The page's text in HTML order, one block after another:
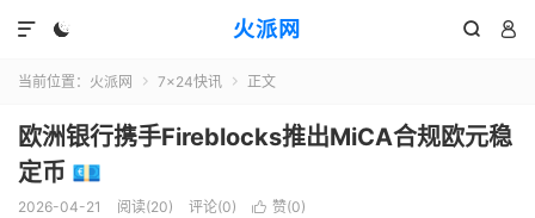
火派网
  

当前位置： 火派网  7×24快讯  正文
欧洲银行携手Fireblocks推出MiCA合规欧元稳
定币 💶
2026-04-21 阅读(20) 评论(0)  赞(0)